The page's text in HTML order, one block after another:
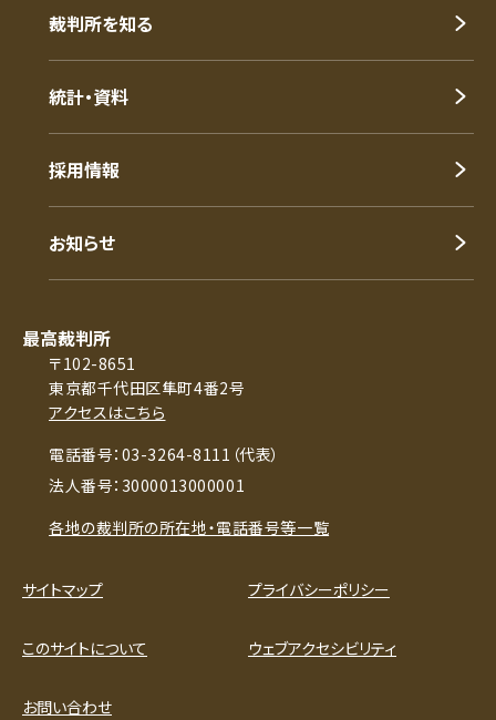
裁判所を知る
統計・資料
採用情報
お知らせ
最高裁判所
〒102-8651
東京都千代田区隼町4番2号
アクセスはこちら
電話番号：03-3264-8111（代表）
法人番号：3000013000001
各地の裁判所の所在地・電話番号等一覧
サイトマップ プライバシーポリシー
このサイトについて ウェブアクセシビリティ
お問い合わせ